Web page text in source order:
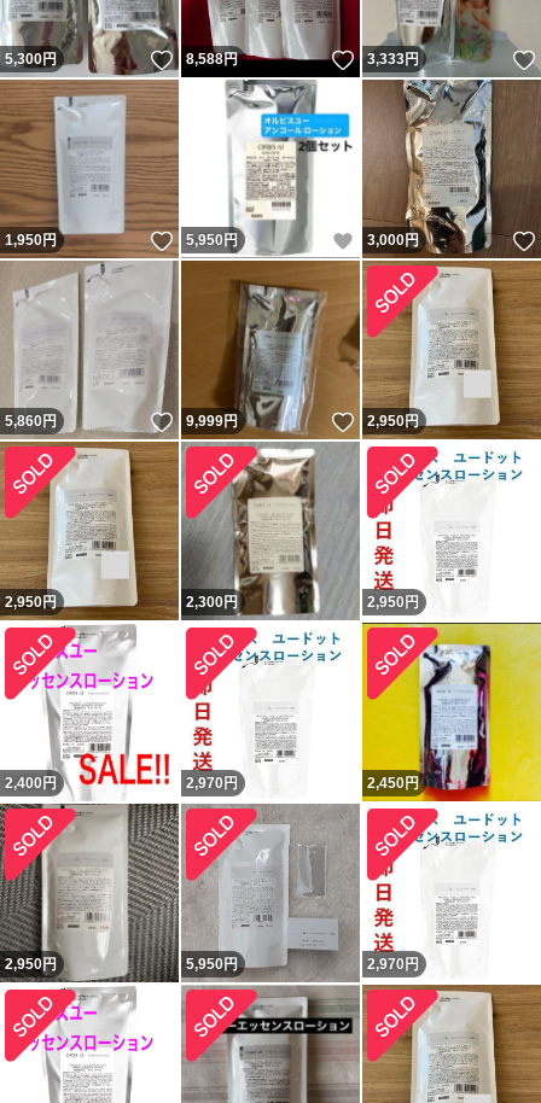
5,300円 いいね！
8,588円 いいね！
3,333円
1,950円 いいね！
5,950 円 いいね！
3,000円
5,860円 いいね！
9,999円 いいね！
2,950円
2,950円 2,300円 2,950 円
2,400 円 2,970 円 2,450円
2,950円 5,950円 2,970 円